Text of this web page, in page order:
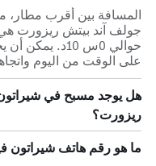
المسافة بين أقرب مطار،
حوالي 0س 10د.
على الوقت من اليوم
هل يوجد مسبح في
ريزورت؟
ما هو رقم هاتف شيراتون